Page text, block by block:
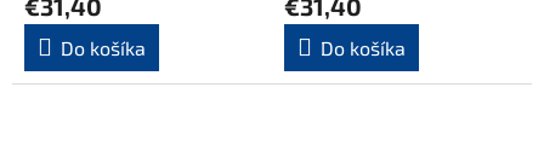
€31,40
Do košíka
€31,40
Do košíka